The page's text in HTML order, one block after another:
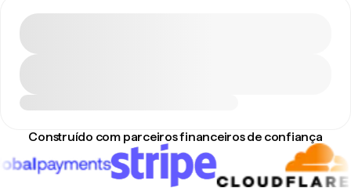
Construído com parceiros financeiros de confiança